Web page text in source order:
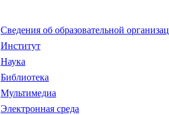
Сведения об образовательной
Институт
Наука
Библиотека
Мультимедиа
Электронная среда